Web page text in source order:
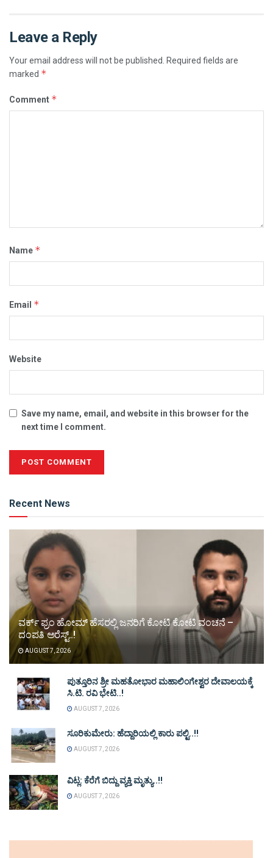
Leave a Reply
Your email address will not be published. Required fields are
marked *
Comment *
Name *
Email *
Website
Save my name, email, and website in this browser for the
next time I comment.
Recent News
ವರ್ಕ್ ಫ್ರಂ ಹೋಮ್ ಹೆಸರಲ್ಲಿ ಜನರಿಗೆ ಕೋಟಿ ಕೋಟಿ ವಂಚನೆ –
ದಂಪತಿ ಅರೆಸ್ಟ್..!
AUGUST 7, 2026
ಪುತ್ತೂರಿನ ಶ್ರೀ ಮಹತೋಭಾರ ಮಹಾಲಿಂಗೇಶ್ವರ ದೇವಾಲಯಕ್ಕೆ
ಸಿ.ಟಿ. ರವಿ ಭೇಟಿ..!
AUGUST 7, 2026
ಸೂರಿಕುಮೇರು: ಹೆದ್ದಾರಿಯಲ್ಲಿ ಕಾರು ಪಲ್ಟಿ..!!
AUGUST 7, 2026
ವಿಟ್ಲ: ಕೆರೆಗೆ ಬಿದ್ದು ವ್ಯಕ್ತಿ ಮೃತ್ಯು..!!
AUGUST 7, 2026